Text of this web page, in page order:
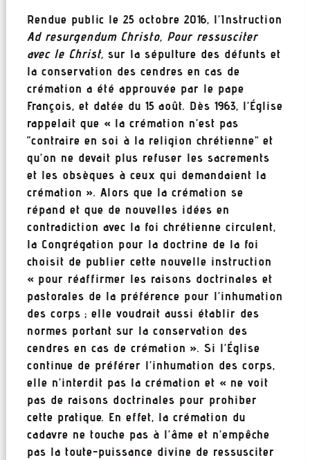
Rendue public le 25 octobre 2016, l’Instruction
Ad resurgendum Christo, Pour ressusciter
avec le Christ, sur la sépulture des défunts et
la conservation des cendres en cas de
crémation a été approuvée par le pape
François, et datée du 15 août. Dès 1963, l’Église
rappelait que « la crémation n’est pas
“contraire en soi à la religion chrétienne” et
qu’on ne devait plus refuser les sacrements
et les obsèques à ceux qui demandaient la
crémation ». Alors que la crémation se
répand et que de nouvelles idées en
contradiction avec la foi chrétienne circulent,
la Congrégation pour la doctrine de la foi
choisit de publier cette nouvelle instruction
« pour réaffirmer les raisons doctrinales et
pastorales de la préférence pour l’inhumation
des corps ; elle voudrait aussi établir des
normes portant sur la conservation des
cendres en cas de crémation ». Si l’Église
continue de préférer l’inhumation des corps,
elle n’interdit pas la crémation et « ne voit
pas de raisons doctrinales pour prohiber
cette pratique. En effet, la crémation du
cadavre ne touche pas à l’âme et n’empêche
pas la toute-puissance divine de ressusciter